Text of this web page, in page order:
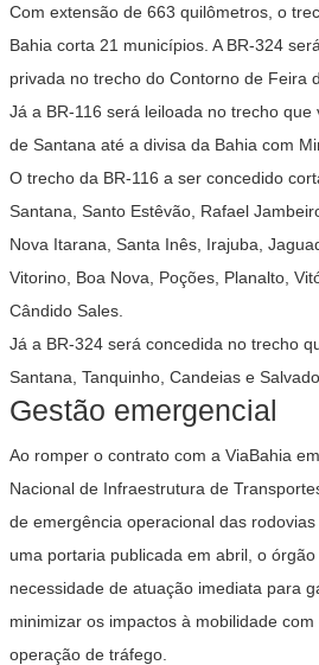
Com extensão de 663 quilômetros, o
Bahia corta 21 municípios. A BR-324
privada no trecho do Contorno de Feira
Já a BR-116 será leiloada no trecho
de Santana até a divisa da Bahia com
O trecho da BR-116 a ser concedido
Santana, Santo Estêvão, Rafael
Nova Itarana, Santa Inês, Irajuba,
Vitorino, Boa Nova, Poções, Planalto,
Cândido Sales.
Já a BR-324 será concedida no trecho
Santana, Tanquinho, Candeias e
Gestão emergencial
Ao romper o contrato com a ViaBahia
Nacional de Infraestrutura de
de emergência operacional das
uma portaria publicada em abril, o
necessidade de atuação imediata para
minimizar os impactos à mobilidade
operação de tráfego.